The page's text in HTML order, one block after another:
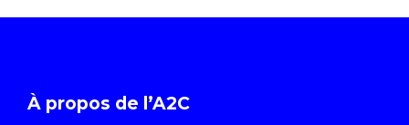
À propos de l’A2C